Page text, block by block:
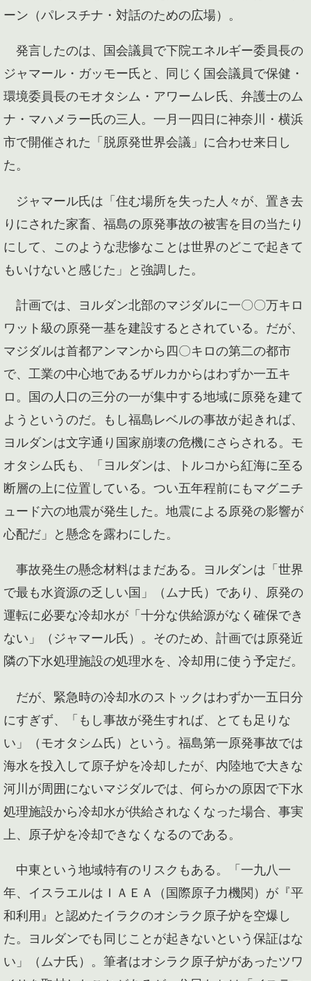
ーン（パレスチナ・対話のための広場）。
発言したのは、国会議員で下院エネルギー委員長の
ジャマール・ガッモー氏と、同じく国会議員で保健・
環境委員長のモオタシム・アワームレ氏、弁護士のム
ナ・マハメラー氏の三人。一月一四日に神奈川・横浜
市で開催された「脱原発世界会議」に合わせ来日し
た。
ジャマール氏は「住む場所を失った人々が、置き去
りにされた家畜、福島の原発事故の被害を目の当たり
にして、このような悲惨なことは世界のどこで起きて
もいけないと感じた」と強調した。
計画では、ヨルダン北部のマジダルに一〇〇万キロ
ワット級の原発一基を建設するとされている。だが、
マジダルは首都アンマンから四〇キロの第二の都市
で、工業の中心地であるザルカからはわずか一五キ
ロ。国の人口の三分の一が集中する地域に原発を建て
ようというのだ。もし福島レベルの事故が起きれば、
ヨルダンは文字通り国家崩壊の危機にさらされる。モ
オタシム氏も、「ヨルダンは、トルコから紅海に至る
断層の上に位置している。つい五年程前にもマグニチ
ュード六の地震が発生した。地震による原発の影響が
心配だ」と懸念を露わにした。
事故発生の懸念材料はまだある。ヨルダンは「世界
で最も水資源の乏しい国」（ムナ氏）であり、原発の
運転に必要な冷却水が「十分な供給源がなく確保でき
ない」（ジャマール氏）。そのため、計画では原発近
隣の下水処理施設の処理水を、冷却用に使う予定だ。
だが、緊急時の冷却水のストックはわずか一五日分
にすぎず、「もし事故が発生すれば、とても足りな
い」（モオタシム氏）という。福島第一原発事故では
海水を投入して原子炉を冷却したが、内陸地で大きな
河川が周囲にないマジダルでは、何らかの原因で下水
処理施設から冷却水が供給されなくなった場合、事実
上、原子炉を冷却できなくなるのである。
中東という地域特有のリスクもある。「一九八一
年、イスラエルはＩＡＥＡ（国際原子力機関）が『平
和利用』と認めたイラクのオシラク原子炉を空爆し
た。ヨルダンでも同じことが起きないという保証はな
い」（ムナ氏）。筆者はオシラク原子炉があったツワ